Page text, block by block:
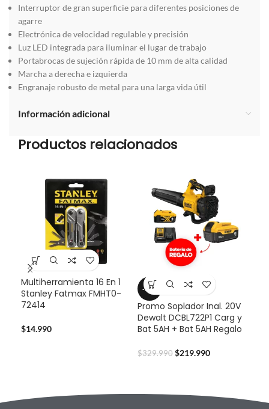
Interruptor de gran superficie para diferentes posiciones de
agarre
Electrónica de velocidad regulable y precisión
Luz LED integrada para iluminar el lugar de trabajo
Portabrocas de sujeción rápida de 10 mm de alta calidad
Marcha a derecha e izquierda
Engranaje robusto de metal para una larga vida útil
Información adicional
Productos relacionados
Multiherramienta 16 En 1
Stanley Fatmax FMHT0-
72414
$14.990
-33%
Promo Soplador Inal. 20V
Dewalt DCBL722P1 Carg y
Bat 5AH + Bat 5AH Regalo
$329.990 $219.990